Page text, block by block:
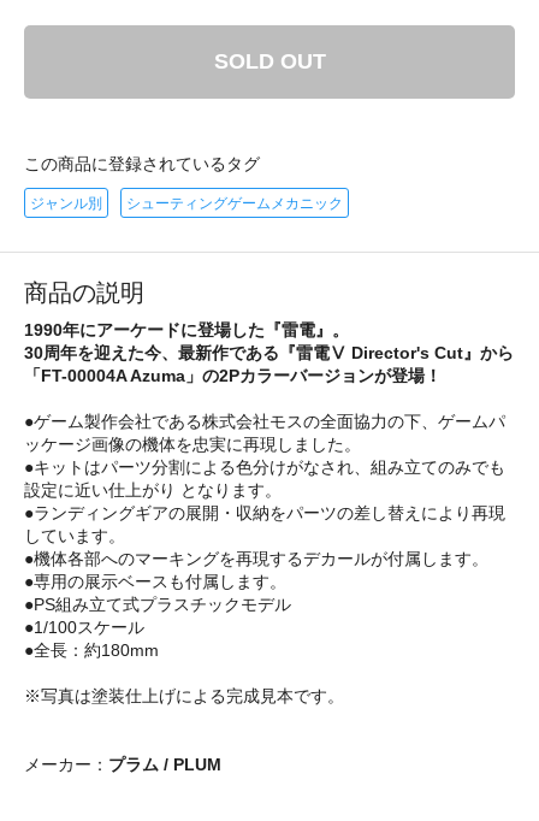
SOLD OUT
この商品に登録されているタグ
ジャンル別 シューティングゲームメカニック
商品の説明
1990年にアーケードに登場した『雷電』。
30周年を迎えた今、最新作である『雷電Ⅴ Director's Cut』から
「FT-00004A Azuma」の2Pカラーバージョンが登場！
●ゲーム製作会社である株式会社モスの全面協力の下、ゲームパ
ッケージ画像の機体を忠実に再現しました。
●キットはパーツ分割による色分けがなされ、組み立てのみでも
設定に近い仕上がり となります。
●ランディングギアの展開・収納をパーツの差し替えにより再現
しています。
●機体各部へのマーキングを再現するデカールが付属します。
●専用の展示ベースも付属します。
●PS組み立て式プラスチックモデル
●1/100スケール
●全長：約180mm
※写真は塗装仕上げによる完成見本です。
メーカー： プラム / PLUM